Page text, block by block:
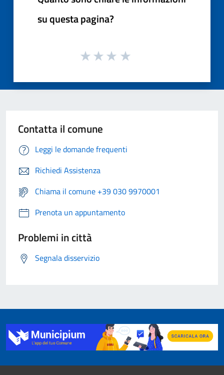
su questa pagina?
Contatta il comune
Leggi le domande frequenti
Richiedi Assistenza
Chiama il comune +39 030 9970001
Prenota un appuntamento
Problemi in città
Segnala disservizio